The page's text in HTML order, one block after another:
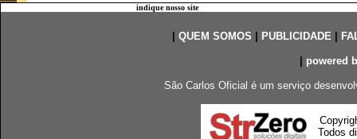
indique nosso site
QUEM SOMOS PUBLICIDADE|
powered
São Carlos Oficial é um serviço
Todos